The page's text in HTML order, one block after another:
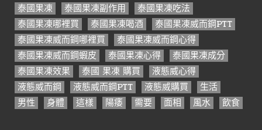
泰國果凍
泰國果凍副作用
泰國果凍吃法
泰國果凍哪裡買
泰國果凍喝酒
泰國果凍威而鋼PTT
泰國果凍威而鋼哪裡買
泰國果凍威而鋼心得
泰國果凍威而鋼蝦皮
泰國果凍心得
泰國果凍成分
泰國果凍效果
泰國 果凍 購買
液態威心得
液態威而鋼
液態威而鋼PTT 液態威購買
生活
男性
身體 這樣 陽痿 需要 面相 風水 飲食